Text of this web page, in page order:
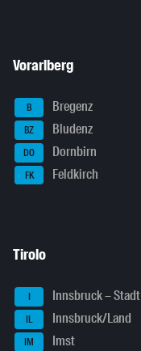
Vorarlberg
B Bregenz
BZ Bludenz
DO Dornbirn
FK Feldkirch
Tirolo
I Innsbruck – Stadt
IL Innsbruck/Land
IM Imst